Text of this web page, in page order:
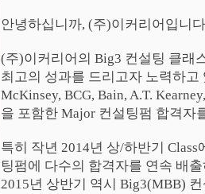
안녕하십니까, (주)이커리어입니
(주)이커리어의 Big3 컨설팅 클래
최고의 성과를 드리고자 노력하고
McKinsey, BCG, Bain, A.T.
을 포함한 Major 컨설팅펌 합격자
특히 작년 2014년 상/하반기
팅펌에 다수의 합격자를 연속 배
2015년 상반기 역시 Big3(MBB)